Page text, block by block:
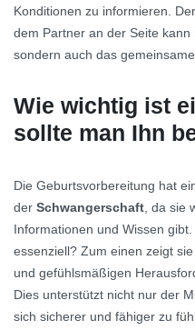
Konditionen zu informieren.
dem Partner an der Seite
sondern auch das
Wie wichtig ist
sollte man Ihn
Die Geburtsvorbereitung hat
der Schwangerschaft, da sie
Informationen und Wissen
essenziell? Zum einen zeigt
und gefühlsmäßigen
Dies unterstützt nicht nur der
sich sicherer und fähiger zu